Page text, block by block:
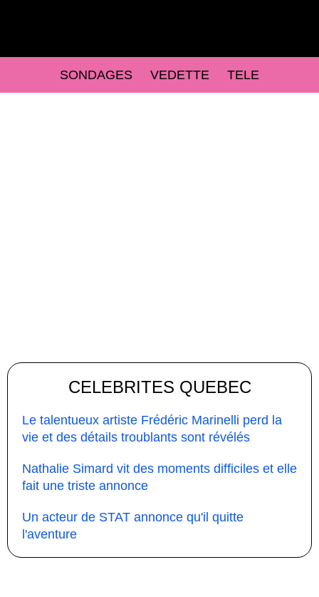
SONDAGES VEDETTE TELE
CELEBRITES QUEBEC
Le talentueux artiste Frédéric Marinelli perd la
vie et des détails troublants sont révélés
Nathalie Simard vit des moments difficiles et elle
fait une triste annonce
Un acteur de STAT annonce qu'il quitte
l'aventure